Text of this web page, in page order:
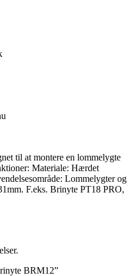
til at montere en lommelygte
Materiale: Hærdet
Lommelygter og
F.eks. Brinyte PT18 PRO,
BRM12”